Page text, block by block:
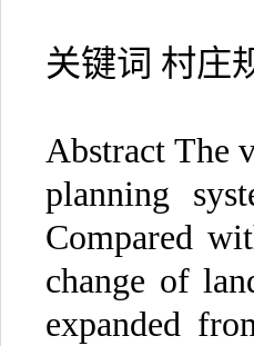
关键词 村庄
Abstract The
planning
Compared
change of
expanded